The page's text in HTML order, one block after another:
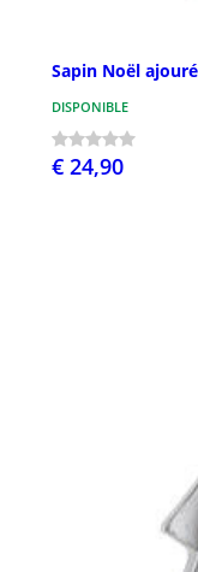
Sapin Noël
DISPONIBLE
€ 24,90